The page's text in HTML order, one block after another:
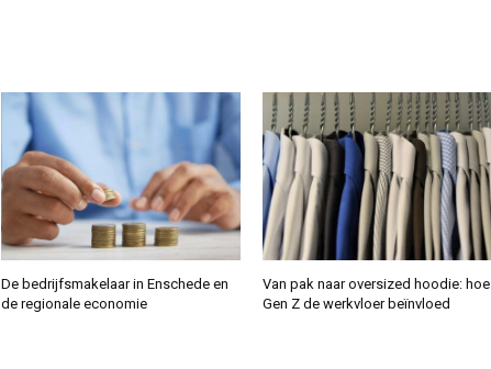
De bedrijfsmakelaar in Enschede en
de regionale economie
Van pak naar oversized hoodie: hoe
Gen Z de werkvloer beïnvloed